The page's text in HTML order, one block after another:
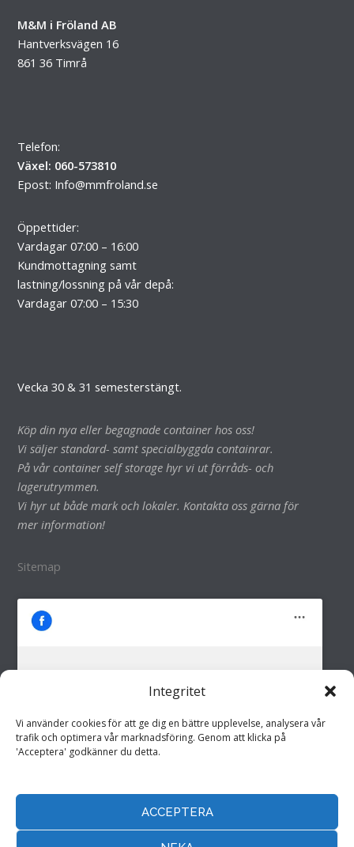
Integritet
Vi använder cookies för att ge dig en bättre upplevelse, analysera vår
trafik och optimera vår marknadsföring. Genom att klicka på
'Acceptera' godkänner du detta.
ACCEPTERA
M&M i Fröland AB
Hantverksvägen 16
861 36 Timrå
Telefon:
Växel: 060-573810
Epost: Info@mmfroland.se
Öppettider:
Vardagar 07:00 – 16:00
Kundmottagning samt
lastning/lossning på vår depå:
Vardagar 07:00 – 15:30
Vecka 30 & 31 semesterstängt.
Köp din nya eller begagnade container hos oss!
Vi säljer standard- samt specialbyggda containrar.
På vår container self storage hyr vi ut förråds- och
lagerutrymmen.
Vi hyr ut både mark och lokaler. Kontakta oss gärna för
mer information!
Sitemap
cookies och aktivera detta innehåll
Hemsida drivs avAnnonspartner Sverige AB